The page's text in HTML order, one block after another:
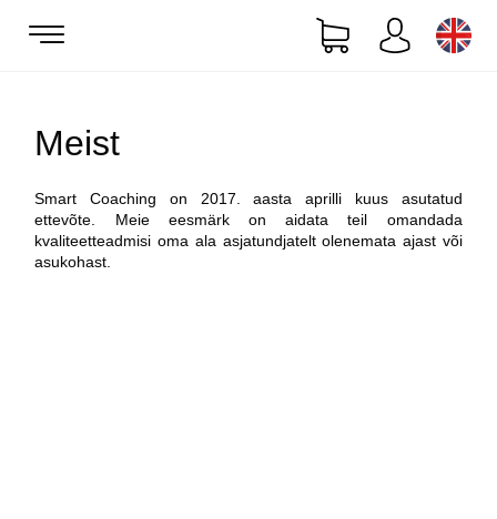
Meist
Smart Coaching on 2017. aasta aprilli kuus asutatud
ettevõte. Meie eesmärk on aidata teil omandada
kvaliteetteadmisi oma ala asjatundjatelt olenemata ajast või
asukohast.